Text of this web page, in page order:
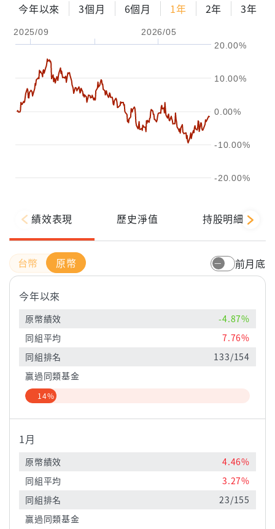
今年以來 3個月 6個月 1年 2年 3年
2025/09 2026/05
-20.00%
-10.00%
0.00%
10.00%
20.00%
配息金額
配息率
參考報酬率
-%
績效表現 歷史淨值 持股明細
原幣 前月底
今年以來
原幣績效
-4.87%
同組平均
7.76%
同組排名
133/154
贏過同類基金
14%
1月
原幣績效
4.46%
同組平均
3.27%
同組排名
23/155
贏過同類基金